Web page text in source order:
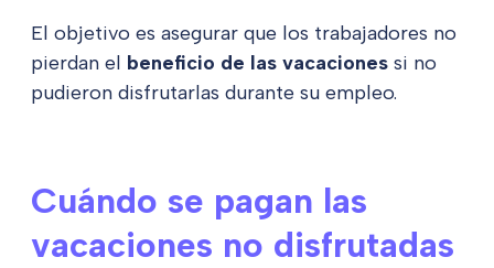
El objetivo es asegurar que los trabajadores no
pierdan el beneficio de las vacaciones si no
pudieron disfrutarlas durante su empleo.
Cuándo se pagan las
vacaciones no disfrutadas